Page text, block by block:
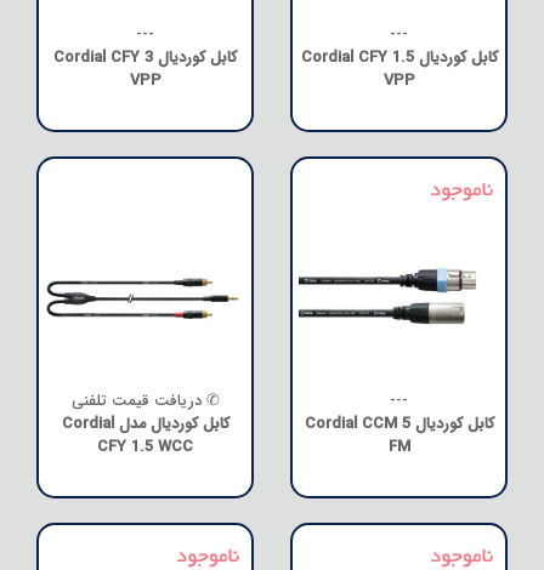
---
کابل کوردیال Cordial CFY 1.5
VPP
---
کابل کوردیال Cordial CFY 3
VPP
---
کابل کوردیال Cordial CCM 5
FM
✆ دریافت قیمت تلفنی
کابل کوردیال مدل Cordial
CFY 1.5 WCC